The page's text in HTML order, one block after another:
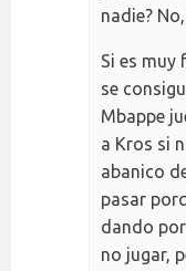
nadie?
Si es muy
se
Mbappe
a Kros si
abanico
pasar
dando
no jugar,